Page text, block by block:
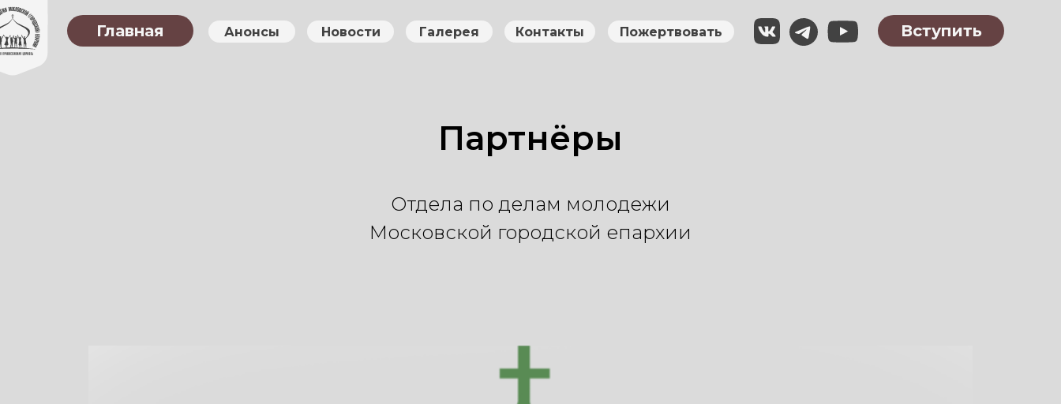
Главная Анонсы Вступить
Контакты
Новости Галерея Пожертвовать
Партнёры
Отдела по делам молодежи
Московской городской епархии